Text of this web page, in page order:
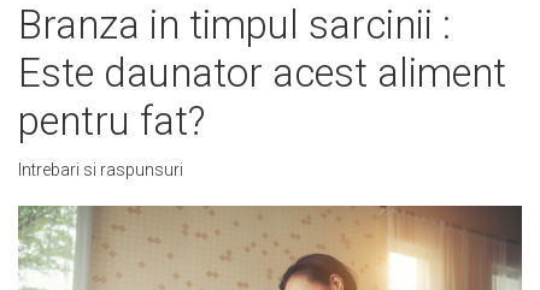
Branza in timpul sarcinii :
Este daunator acest aliment
pentru fat?
Intrebari si raspunsuri